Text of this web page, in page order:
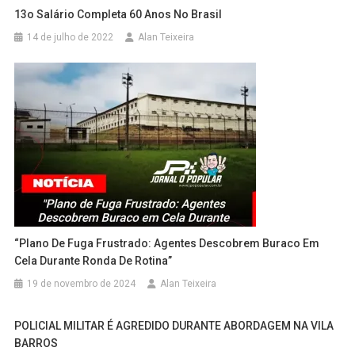
13o Salário Completa 60 Anos No Brasil
14 de julho de 2022 Alan Teixeira
“Plano De Fuga Frustrado: Agentes Descobrem Buraco Em
Cela Durante Ronda De Rotina”
19 de novembro de 2024 Alan Teixeira
POLICIAL MILITAR É AGREDIDO DURANTE ABORDAGEM NA VILA
BARROS